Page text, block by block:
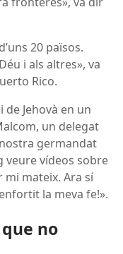
20 països.
i als altres», va
Rico.
Jehovà en un
un delegat
germandat
veure vídeos sobre
mi mateix. Ara sí
la meva fe!».
no